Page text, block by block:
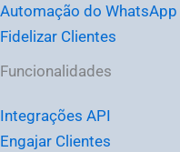
Automação do WhatsApp
Fidelizar Clientes
Funcionalidades
Integrações API
Engajar Clientes